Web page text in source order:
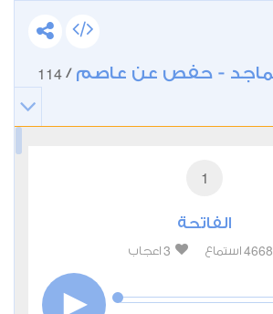
- حفص عن عاصم /
114
1
الفاتحة
استماع 3 اعجاب